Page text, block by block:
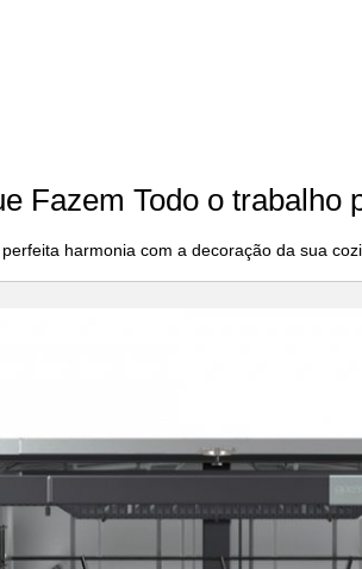
Fazem Todo o trabalho
harmonia com a decoração da sua